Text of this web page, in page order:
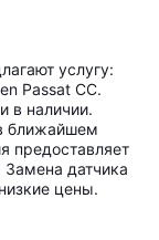
услугу:
Passat CC.
в наличии.
ближайшем
предоставляет
датчика
цены.